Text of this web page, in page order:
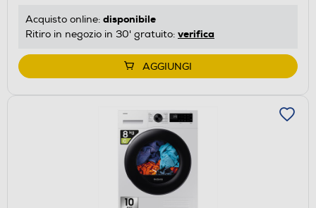
energetico
Youreko.
Acquisto online: disponibile
Ritiro in negozio in 30' gratuito: verifica
AGGIUNGI